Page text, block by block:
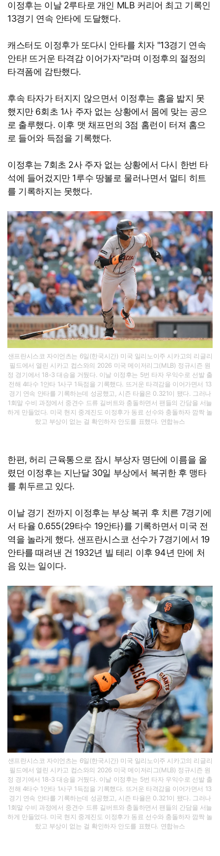
이정후는 이날 2루타로 개인 MLB 커리어 최고 기록인
13경기 연속 안타에 도달했다.
캐스터도 이정후가 또다시 안타를 치자 "13경기 연속
안타! 뜨거운 타격감 이어가자"라며 이정후의 절정의
타격폼에 감탄했다.
후속 타자가 터지지 않으면서 이정후는 홈을 밟지 못
했지만 6회초 1사 주자 없는 상황에서 몸에 맞는 공으
로 출루했다. 이후 맷 채프먼의 3점 홈런이 터져 홈으
로 들어와 득점을 기록했다.
이정후는 7회초 2사 주자 없는 상황에서 다시 한번 타
석에 들어겄지만 1루수 땅볼로 물러나면서 멀티 히트
를 기록하지는 못했다.
샌프란시스코 자이언츠는 6일(한국시간) 미국 일리노이주 시카고의 리글리
필드에서 열린 시카고 컵스와의 2026 미국 메이저리그(MLB) 정규시즌 원
정 경기에서 18-3 대승을 거뒀다. 이날 이정후는 5번 타자 우익수로 선발 출
전해 4타수 1안타 1사구 1득점을 기록했다. 뜨거운 타격감을 이어가면서 13
경기 연속 안타를 기록하는데 성공했고, 시즌 타율은 0.321이 됐다. 그러나
1회말 수비 과정에서 중견수 드류 길버트와 충돌하면서 팬들의 간담을 서늘
하게 만들었다. 미국 현지 중계진도 이정후가 동료 선수와 충돌하자 깜짝 놀
랐고 부상이 없는 걸 확인하자 안도를 표했다. 연합뉴스
한편, 허리 근육통으로 잠시 부상자 명단에 이름을 올
렸던 이정후는 지난달 30일 부상에서 복귀한 후 맹타
를 휘두르고 있다.
이날 경기 전까지 이정후는 부상 복귀 후 치른 7경기에
서 타율 0.655(29타수 19안타)를 기록하면서 미국 전
역을 놀라게 했다. 샌프란시스코 선수가 7경기에서 19
안타를 때려낸 건 1932년 빌 테리 이후 94년 만에 처
음 있는 일이다.
샌프란시스코 자이언츠는 6일(한국시간) 미국 일리노이주 시카고의 리글리
필드에서 열린 시카고 컵스와의 2026 미국 메이저리그(MLB) 정규시즌 원
정 경기에서 18-3 대승을 거뒀다. 이날 이정후는 5번 타자 우익수로 선발 출
전해 4타수 1안타 1사구 1득점을 기록했다. 뜨거운 타격감을 이어가면서 13
경기 연속 안타를 기록하는데 성공했고, 시즌 타율은 0.321이 됐다. 그러나
1회말 수비 과정에서 중견수 드류 길버트와 충돌하면서 팬들의 간담을 서늘
하게 만들었다. 미국 현지 중계진도 이정후가 동료 선수와 충돌하자 깜짝 놀
랐고 부상이 없는 걸 확인하자 안도를 표했다. 연합뉴스